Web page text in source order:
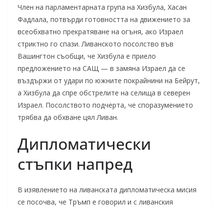
Член на парламентарната група на Хизбула, Хасан
Фадлала, потвърди готовността на движението за
всеобхватно прекратяване на огъня, ако Израел
стриктно го спази. Ливанското посолство във
Вашингтон съобщи, че Хизбула е приело
предложението на САЩ — в замяна Израел да се
въздържи от удари по южните покрайнини на Бейрут,
а Хизбула да спре обстрелите на селища в северен
Израел. Посолството подчерта, че споразумението
трябва да обхване цял Ливан.
Дипломатически
стъпки напред
В изявлението на ливанската дипломатическа мисия
се посочва, че Тръмп е говорил и с ливанския